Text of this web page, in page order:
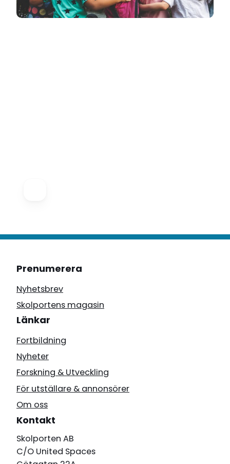
Prenumerera
Nyhetsbrev
Skolportens magasin
Länkar
Fortbildning
Nyheter
Forskning & Utveckling
För utställare & annonsörer
Om oss
Kontakt
Skolporten AB
C/O United Spaces